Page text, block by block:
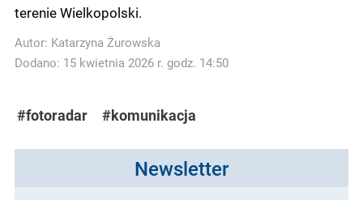
terenie Wielkopolski.
Autor: Katarzyna Żurowska
Dodano: 15 kwietnia 2026 r. godz. 14:50
#fotoradar #komunikacja
Newsletter